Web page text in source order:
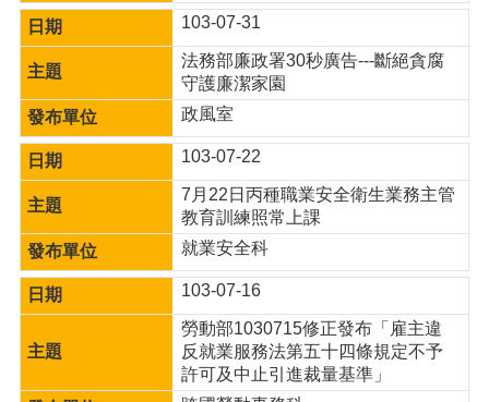
訊
民
服
務
政
府
資
訊
公
開
檔
案
用
103-07-31
法務部廉政署30秒廣告---斷絕貪腐
守護廉潔家園
政風室
103-07-22
7月22日丙種職業安全衛生業務主管
教育訓練照常上課
就業安全科
103-07-16
勞動部1030715修正發布「雇主違
反就業服務法第五十四條規定不予
許可及中止引進裁量基準」